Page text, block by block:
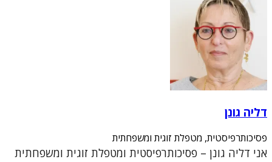
דליה גונן
פסיכותרפיסטית, מטפלת זוגית ומשפחתית
אני דליה גונן – פסיכותרפיסטית ומטפלת זוגית ומשפחתית